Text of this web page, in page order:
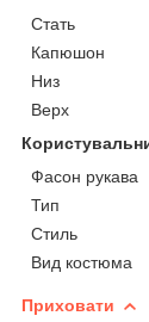
Стать
Капюшон
Низ
Верх
Фасон рукава
Тип
Стиль
Вид костюма
Приховати